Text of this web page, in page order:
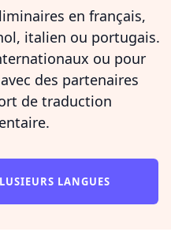
en français,
italien ou portugais.
ou pour
des partenaires
de traduction
LANGUES